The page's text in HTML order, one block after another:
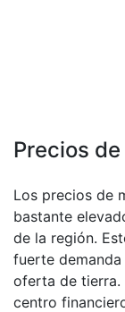
Precios
Los precios de
bastante
de la región.
fuerte
oferta de tierra.
centro